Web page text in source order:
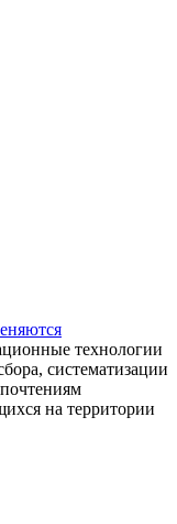
технологии
систематизации
на территории